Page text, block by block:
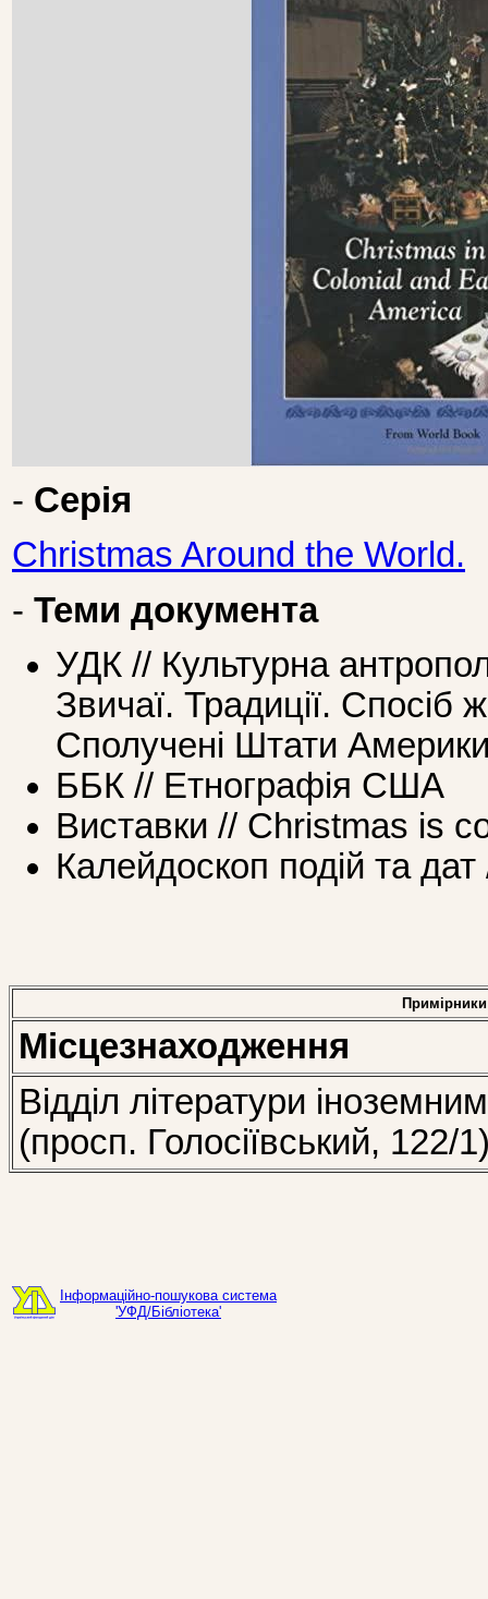
- Серія
Christmas Around the World.
- Теми документа
УДК // Культурна
Звичаї. Традиції.
Сполучені Штати
ББК // Етнографія США
Виставки // Christmas is
Калейдоскоп подій та
Примірники
Місцезнаходження
Відділ літератури
(просп. Голосіївський, 122/
Інформаційно-пошукова система
'УФД/Бібліотека'